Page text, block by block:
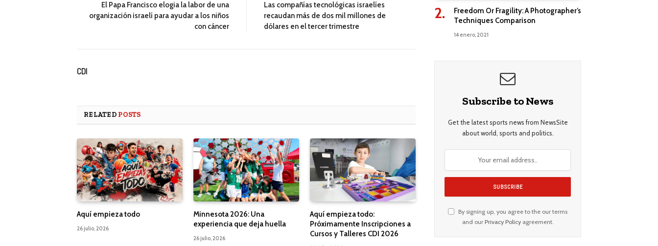
El Papa Francisco elogia la labor de una
organización israelí para ayudar a los niños
con cáncer
Las compañías tecnológicas israelíes
recaudan más de dos mil millones de
dólares en el tercer trimestre
CDI
RELATED POSTS
Aquí empieza todo
26 julio, 2026
Minnesota 2026: Una
experiencia que deja huella
26 julio, 2026
Aquí empieza todo:
Próximamente Inscripciones a
Cursos y Talleres CDI 2026
Freedom Or Fragility: A Photographer’s
Techniques Comparison
14 enero, 2021
Subscribe to News
Get the latest sports news from NewsSite
about world, sports and politics.
By signing up, you agree to the our terms
and our Privacy Policyagreement.